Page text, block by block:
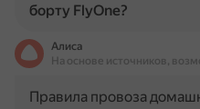
борту FlyOne?
Алиса
На основе источников,
Правила провоза